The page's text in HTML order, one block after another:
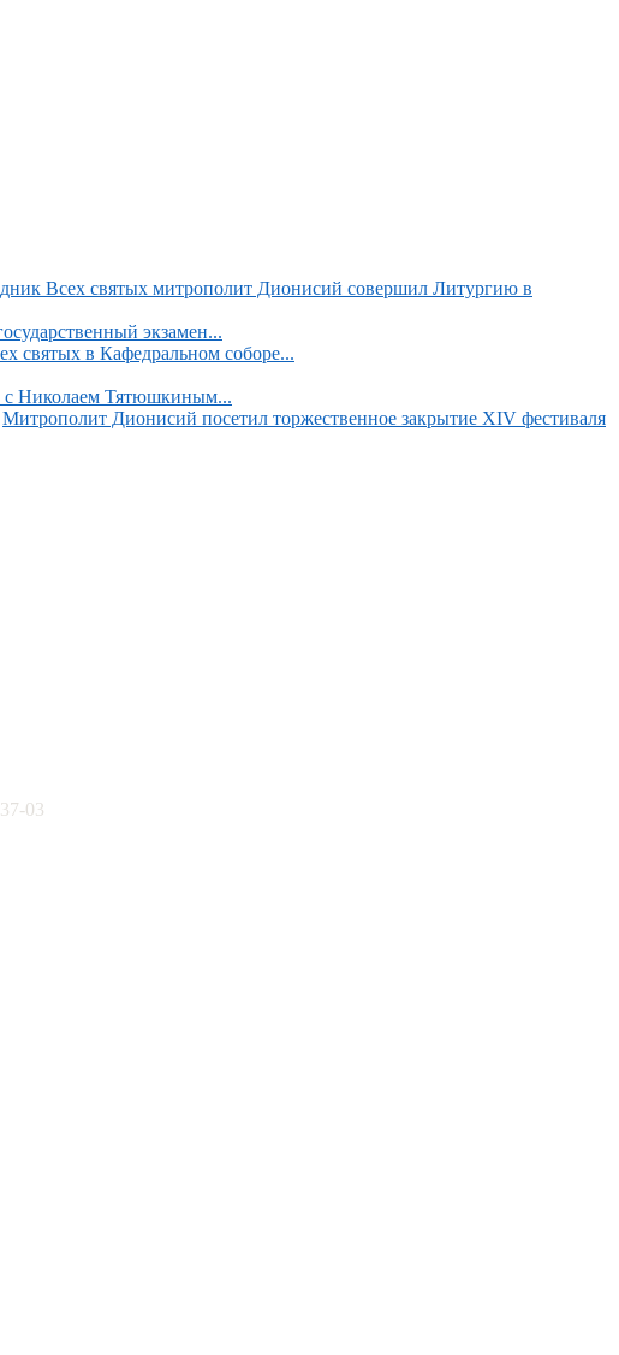
Всех святых митрополит Дионисий совершил Литургию в
экзамен...
святых в Кафедральном соборе...
с Николаем Тятюшкиным...
Митрополит Дионисий посетил торжественное закрытие XIV фестиваля
03